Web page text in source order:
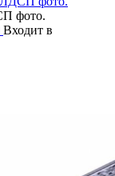
Входит в